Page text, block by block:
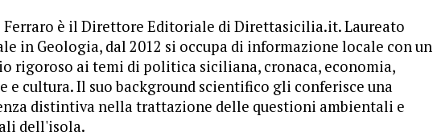
Ferraro è il Direttore Editoriale di Direttasicilia.it. Laureato
in Geologia, dal 2012 si occupa di informazione locale con un
rigoroso ai temi di politica siciliana, cronaca, economia,
e cultura. Il suo background scientifico gli conferisce una
distintiva nella trattazione delle questioni ambientali e
dell'isola.